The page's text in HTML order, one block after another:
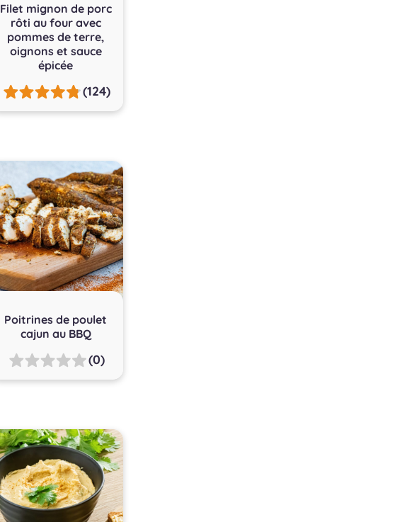
Filet mignon de porc
rôti au four avec
pommes de terre,
oignons et sauce
épicée
(124)
Poitrines de poulet
cajun au BBQ
(0)